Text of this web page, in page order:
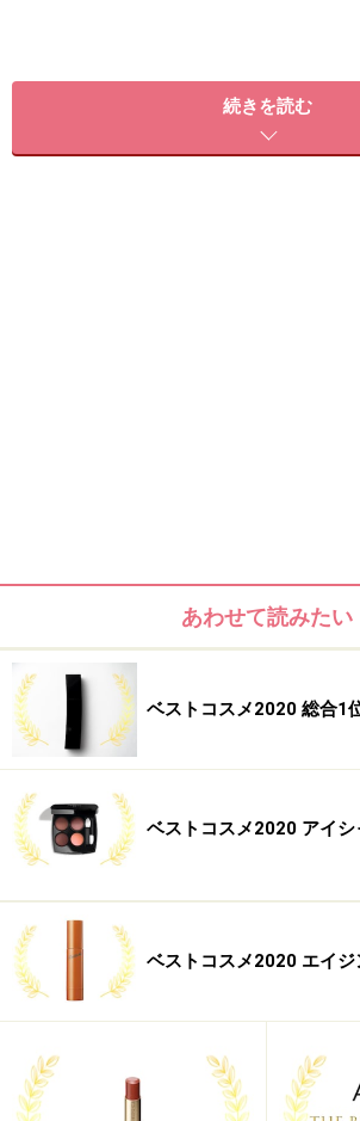
累計販売本数500万本の大人気ローシ
ューアル３代目となり、初代からご愛
方がとても多く、発売前から話題に
か月分の在庫がなくなったほどです。
【DATA】
VC100エッセンスローションEX
／ドクターシーラボ
第２位 ジーノ アミノ モイ
ンⅠ
ジーノ アミノ モイスト ローションⅠ
続きを読む
あわせて読みたい
ベストコスメ2020 総合1
ベストコスメ2020 アイシ
ベストコスメ2020 エイジ